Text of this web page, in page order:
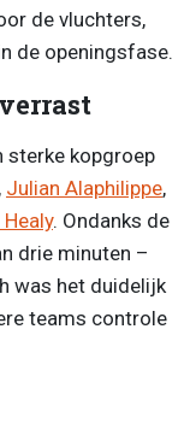
de vluchters,
de openingsfase.
sterke kopgroep
Julian Alaphilippe,
Healy. Ondanks de
drie minuten –
was het duidelijk
teams controle